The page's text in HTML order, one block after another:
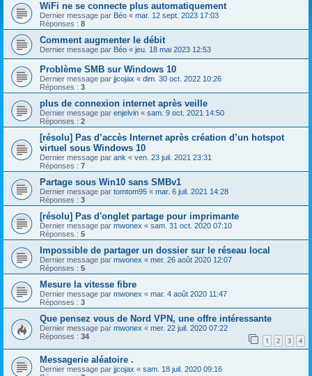
WiFi ne se connecte plus automatiquement
Dernier message par Béo « mar. 12 sept. 2023 17:03
Réponses : 8
Comment augmenter le débit
Dernier message par Béo « jeu. 18 mai 2023 12:53
Problème SMB sur Windows 10
Dernier message par jjcojax « dim. 30 oct. 2022 10:26
Réponses : 3
plus de connexion internet après veille
Dernier message par enjelvin « sam. 9 oct. 2021 14:50
Réponses : 2
[résolu] Pas d’accès Internet après création d’un hotspot
virtuel sous Windows 10
Dernier message par ank « ven. 23 juil. 2021 23:31
Réponses : 7
Partage sous Win10 sans SMBv1
Dernier message par tomtom95 « mar. 6 juil. 2021 14:28
Réponses : 3
[résolu] Pas d'onglet partage pour imprimante
Dernier message par mwonex « sam. 31 oct. 2020 07:10
Réponses : 5
Impossible de partager un dossier sur le réseau local
Dernier message par mwonex « mer. 26 août 2020 12:07
Réponses : 5
Mesure la vitesse fibre
Dernier message par mwonex « mar. 4 août 2020 11:47
Réponses : 3
Que pensez vous de Nord VPN, une offre intéressante
Dernier message par mwonex « mer. 22 juil. 2020 07:22
Réponses : 34 1 2 3 4
Messagerie aléatoire .
Dernier message par jjcojax « sam. 18 juil. 2020 09:16